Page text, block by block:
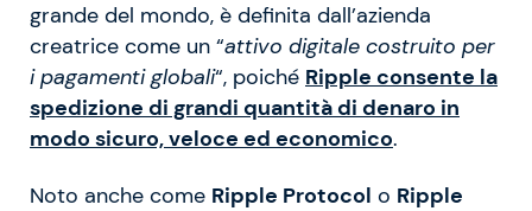
grande del mondo, è definita dall’azienda
creatrice come un “attivo digitale costruito per
i pagamenti globali“, poiché Ripple consente la
spedizione di grandi quantità di denaro in
modo sicuro, veloce ed economico.
Noto anche come Ripple Protocol o Ripple